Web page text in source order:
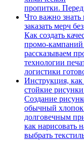
пропитки.
Что важно знать
заказать мерч
Как создать
промо-кампаний
рассказываем
технологии
логистики
Инструкция, как
стойкие
Создание
обычный
долговечным
как нарисовать
выбрать